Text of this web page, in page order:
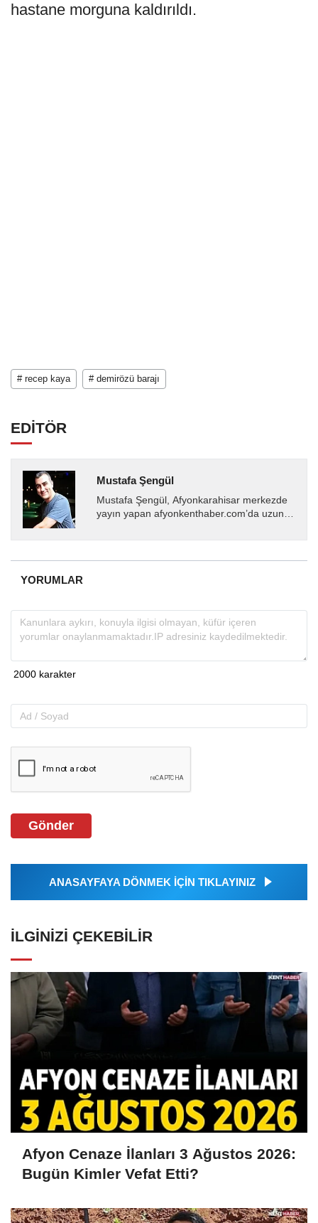
hastane morguna kaldırıldı.
# recep kaya # demirözü barajı
EDİTÖR
Mustafa Şengül
Mustafa Şengül, Afyonkarahisar merkezde
yayın yapan afyonkenthaber.com’da uzun
almakta, haber akışı...
YORUMLAR
Gönder
ANASAYFAYA DÖNMEK İÇİN TIKLAYINIZ
İLGINIZI ÇEKEBILIR
Afyon Cenaze İlanları 3 Ağustos 2026:
Bugün Kimler Vefat Etti?